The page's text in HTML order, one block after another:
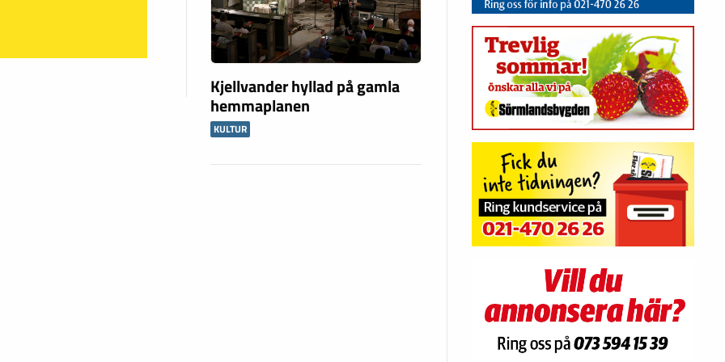
Kjellvander hyllad på gamla
hemmaplanen
KULTUR